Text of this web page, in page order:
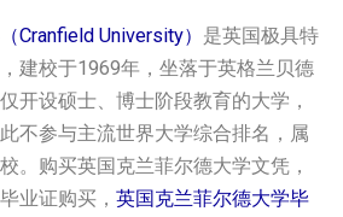
Cranfield University） 是英国极具特
建校于1969年，坐落于英格兰贝德
开设硕士、博士阶段教育的大学，
不参与主流世界大学综合排名，属
。购买英国‌克兰菲尔德大‌学‌文凭，
业证购买， 英国‌克兰菲尔德大‌学‌毕